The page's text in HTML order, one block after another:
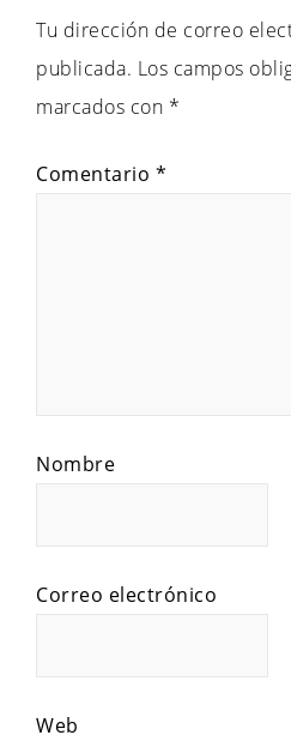
Tu dirección de correo
publicada. Los campos
marcados con *
Comentario *
Nombre
Correo electrónico
Web